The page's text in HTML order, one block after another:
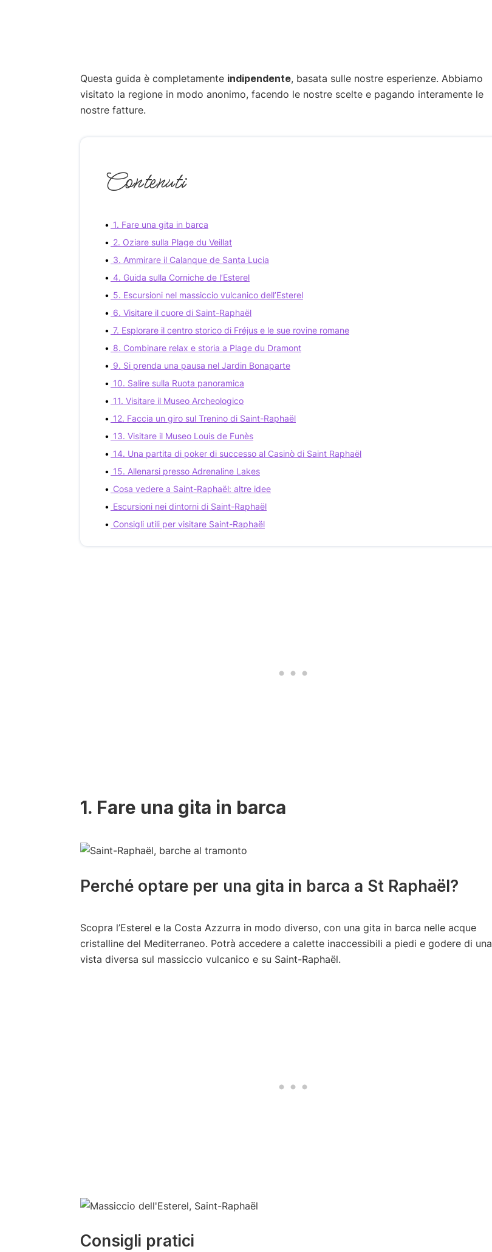
Questa guida è completamente indipendente, basata sulle nostre esperienze. Abbiamo
visitato la regione in modo anonimo, facendo le nostre scelte e pagando interamente le
nostre fatture.
Contenuti
1. Fare una gita in barca
2. Oziare sulla Plage du Veillat
3. Ammirare il Calanque de Santa Lucia
4. Guida sulla Corniche de l’Esterel
5. Escursioni nel massiccio vulcanico dell’Esterel
6. Visitare il cuore di Saint-Raphaël
7. Esplorare il centro storico di Fréjus e le sue rovine romane
8. Combinare relax e storia a Plage du Dramont
9. Si prenda una pausa nel Jardin Bonaparte
10. Salire sulla Ruota panoramica
11. Visitare il Museo Archeologico
12. Faccia un giro sul Trenino di Saint-Raphaël
13. Visitare il Museo Louis de Funès
14. Una partita di poker di successo al Casinò di Saint Raphaël
15. Allenarsi presso Adrenaline Lakes
Cosa vedere a Saint-Raphaël: altre idee
Escursioni nei dintorni di Saint-Raphaël
Consigli utili per visitare Saint-Raphaël
1. Fare una gita in barca
Perché optare per una gita in barca a St Raphaël?
Scopra l’Esterel e la Costa Azzurra in modo diverso, con una gita in barca nelle acque
cristalline del Mediterraneo. Potrà accedere a calette inaccessibili a piedi e godere di una
vista diversa sul massiccio vulcanico e su Saint-Raphaël.
Consigli pratici